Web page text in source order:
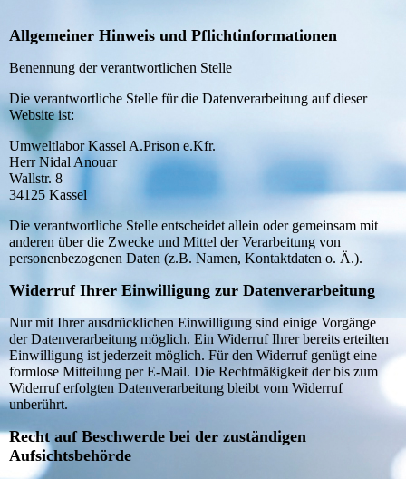
Allgemeiner Hinweis und Pflichtinformationen
Benennung der verantwortlichen Stelle
Die verantwortliche Stelle für die Datenverarbeitung auf dieser
Website ist:
Umweltlabor Kassel A.Prison e.Kfr.
Herr Nidal Anouar
Wallstr. 8
34125 Kassel
Die verantwortliche Stelle entscheidet allein oder gemeinsam mit
anderen über die Zwecke und Mittel der Verarbeitung von
personenbezogenen Daten (z.B. Namen, Kontaktdaten o. Ä.).
Widerruf Ihrer Einwilligung zur Datenverarbeitung
Nur mit Ihrer ausdrücklichen Einwilligung sind einige Vorgänge
der Datenverarbeitung möglich. Ein Widerruf Ihrer bereits erteilten
Einwilligung ist jederzeit möglich. Für den Widerruf genügt eine
formlose Mitteilung per E-Mail. Die Rechtmäßigkeit der bis zum
Widerruf erfolgten Datenverarbeitung bleibt vom Widerruf
unberührt.
Recht auf Beschwerde bei der zuständigen
Aufsichtsbehörde